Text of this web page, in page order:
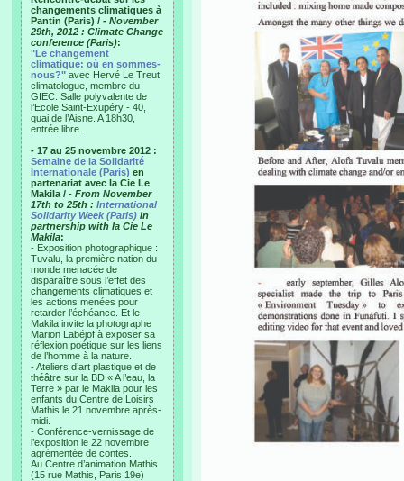
changements climatiques à
Pantin (Paris) / - November
29th, 2012 : Climate Change
conference (Paris):
"Le changement
climatique: où en sommes-
nous?" avec Hervé Le Treut,
climatologue, membre du
GIEC. Salle polyvalente de
l’Ecole Saint-Exupéry - 40,
quai de l’Aisne. A 18h30,
entrée libre.
- 17 au 25 novembre 2012 :
Semaine de la Solidarité
Internationale (Paris) en
partenariat avec la Cie Le
Makila / - From November
17th to 25th : International
Solidarity Week (Paris) in
partnership with la Cie Le
Makila:
- Exposition photographique :
Tuvalu, la première nation du
monde menacée de
disparaître sous l’effet des
changements climatiques et
les actions menées pour
retarder l’échéance. Et le
Makila invite la photographe
Marion Labéjof à exposer sa
réflexion poétique sur les liens
de l’homme à la nature.
- Ateliers d’art plastique et de
théâtre sur la BD « A l’eau, la
Terre » par le Makila pour les
enfants du Centre de Loisirs
Mathis le 21 novembre après-
midi.
- Conférence-vernissage de
l’exposition le 22 novembre
agrémentée de contes.
Au Centre d’animation Mathis
(15 rue Mathis, Paris 19e)